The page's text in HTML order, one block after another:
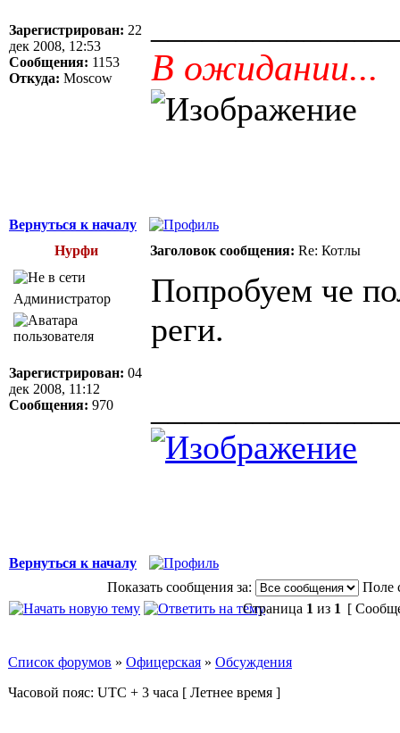
Зарегистрирован: 22
дек 2008, 12:53
Сообщения: 1153
Откуда: Moscow В ожидании...
Вернуться к началу
Нурфи
Заголовок сообщения: Re: Котлы
Администратор
Зарегистрирован: 04
дек 2008, 11:12
Сообщения: 970
Попробуем че
реги.
Вернуться к началу
Показать сообщения за:
Поле
Страница 1 из 1 [
Список форумов » Офицерская » Обсуждения
Часовой пояс: UTC + 3 часа [ Летнее время ]